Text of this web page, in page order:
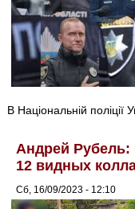
В Національній поліції
Андрей Рубель:
12 видных
Сб, 16/09/2023 - 12:10